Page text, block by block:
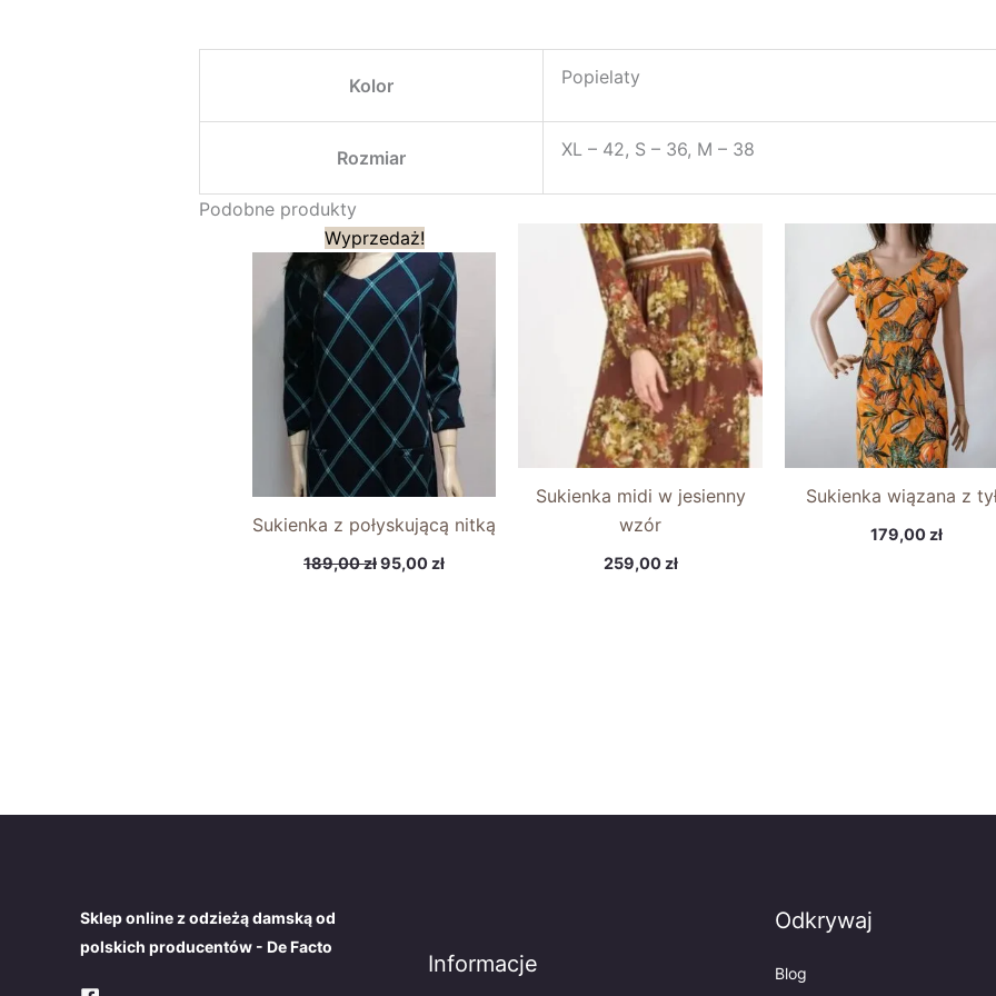
Kolor Popielaty
Rozmiar XL – 42, S – 36, M – 38
Podobne produkty
Wyprzedaż!
Sukienka z połyskującą nitką
189,00zł
Pierwotna
cena
wynosiła:
189,00 zł.
95,00 zł
cena
wynosi:
95,00 zł.
Sukienka midi w jesienny
wzór
259,00 zł
Sukienka wiązana z
179,00 zł
Sklep online z odzieżą damską od
polskich producentów - De Facto
Informacje
Odkrywaj
Blog